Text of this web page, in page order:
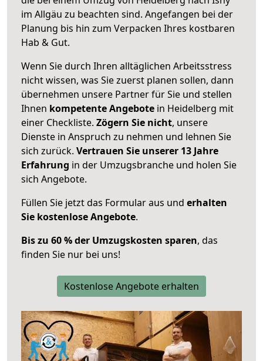
im Allgäu zu beachten sind. Angefangen bei der
Planung bis hin zum Verpacken Ihres kostbaren
Hab & Gut.
Wenn Sie durch Ihren alltäglichen Arbeitsstress
nicht wissen, was Sie zuerst planen sollen, dann
übernehmen unsere Partner für Sie und stellen
Ihnen kompetente Angebote in Heidelberg mit
einer Checkliste. Zögern Sie nicht, unsere
Dienste in Anspruch zu nehmen und lehnen Sie
sich zurück. Vertrauen Sie unserer 13 Jahre
Erfahrung in der Umzugsbranche und holen Sie
sich Angebote.
Füllen Sie jetzt das Formular aus und erhalten
Sie kostenlose Angebote.
Bis zu 60 % der Umzugskosten sparen, das
finden Sie nur bei uns!
Kostenlose Angebote erhalten